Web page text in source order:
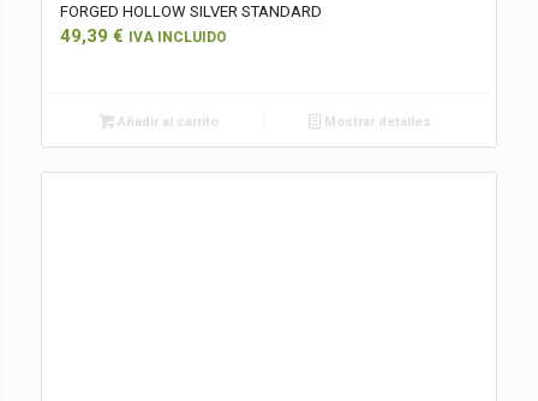
FORGED HOLLOW SILVER STANDARD
49,39 € IVA INCLUIDO
Añadir al carrito Mostrar detalles